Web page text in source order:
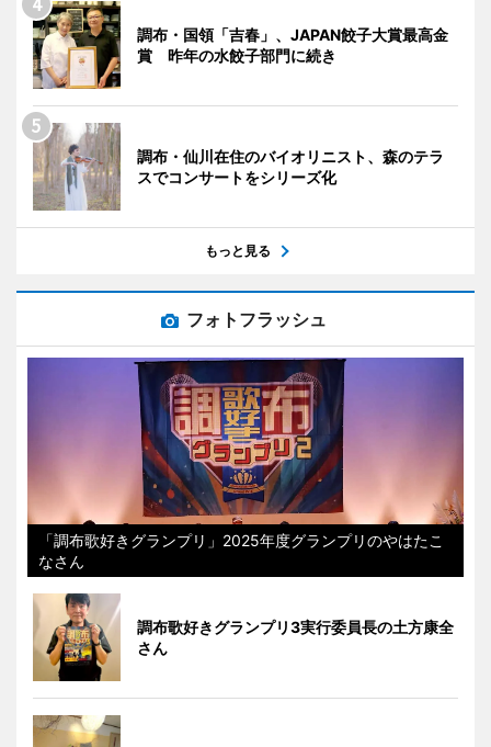
調布・国領「吉春」、JAPAN餃子大賞最高金
賞 昨年の水餃子部門に続き
調布・仙川在住のバイオリニスト、森のテラ
スでコンサートをシリーズ化
もっと見る
フォトフラッシュ
「調布歌好きグランプリ」2025年度グランプリのやはたこ
なさん
調布歌好きグランプリ3実行委員長の土方康全
さん